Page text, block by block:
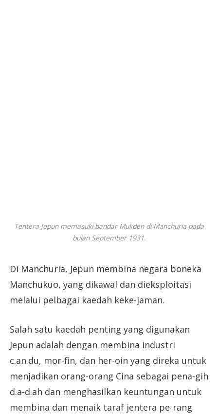
Tentera Jepun memasuki bandar Mukden di Manchuria pada
bulan September 1931.
Di Manchuria, Jepun membina negara boneka
Manchukuo, yang dikawal dan dieksploitasi
melalui pelbagai kaedah keke-jaman.
Salah satu kaedah penting yang digunakan
Jepun adalah dengan membina industri
c.an.du, mor-fin, dan her-oin yang direka untuk
menjadikan orang-orang Cina sebagai pena-gih
d.a-d.ah dan menghasilkan keuntungan untuk
membina dan menaik taraf jentera pe-rang